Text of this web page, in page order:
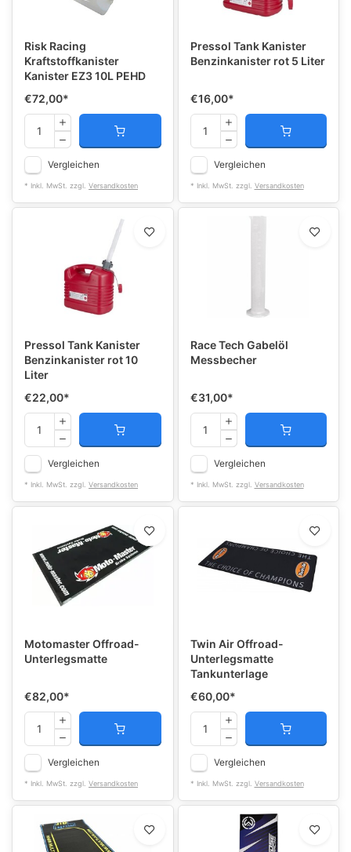
Risk Racing
Kraftstoffkanister
Kanister EZ3 10L PEHD
€72,00*
Vergleichen
* Inkl. MwSt. zzgl. Versandkosten
Pressol Tank Kanister
Benzinkanister rot 5 Liter
€16,00*
Vergleichen
* Inkl. MwSt. zzgl. Versandkosten
Pressol Tank Kanister
Benzinkanister rot 10
Liter
€22,00*
Vergleichen
* Inkl. MwSt. zzgl. Versandkosten
Race Tech Gabelöl
Messbecher
€31,00*
Vergleichen
* Inkl. MwSt. zzgl. Versandkosten
Motomaster Offroad-
Unterlegsmatte
€82,00*
Vergleichen
* Inkl. MwSt. zzgl. Versandkosten
Twin Air Offroad-
Unterlegsmatte
Tankunterlage
€60,00*
Vergleichen
* Inkl. MwSt. zzgl. Versandkosten